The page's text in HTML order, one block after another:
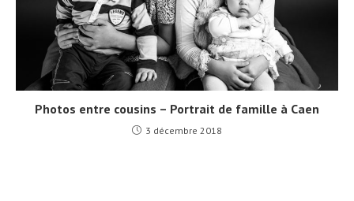
Photos entre cousins – Portrait de famille à Caen
3 décembre 2018